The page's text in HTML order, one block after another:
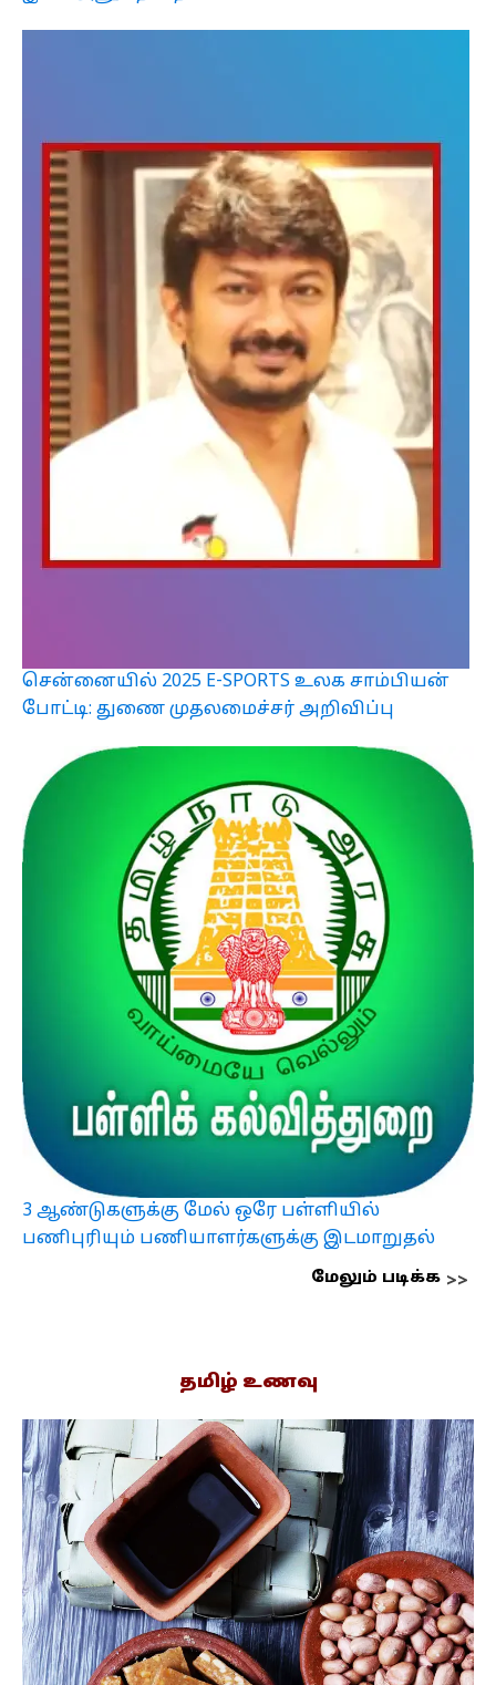
சென்னையில் 2025 E-SPORTS உலக சாம்பியன்
போட்டி: துணை முதலமைச்சர் அறிவிப்பு
3 ஆண்டுகளுக்கு மேல் ஒரே பள்ளியில்
பணிபுரியும் பணியாளர்களுக்கு இடமாறுதல்
மேலும் படிக்க
தமிழ் உணவு